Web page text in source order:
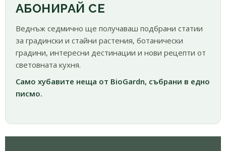
АБОНИРАЙ СЕ
Веднъж седмично ще получаваш подбрани статии
за градински и стайни растения, ботанически
градини, интересни дестинации и нови рецепти от
световната кухня.
Само хубавите неща от BioGardn, събрани в едно
писмо.